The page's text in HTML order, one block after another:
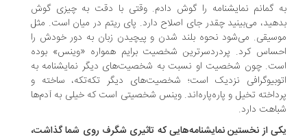
گمانم نمایشنامه را گوش دادم. وقتی با دقت به چیزی گوش
می‌بینید چقدر جای اصلاح دارد. پای ریتم در میان است. مثل
می‌شود نحوه بلند شدن و پیچیدن زبان به دور خودش را
کرد. پردردسرترین شخصیت برایم همواره «وینس» بوده
چون شخصیت او نسبت به شخصیت‌های دیگر نمایشنامه به
نزدیک است؛ شخصیت‌های دیگر تکه‌تکه، ساخته و
تخیل و پاره‌پاره‌اند. وینس شخصیتی است که خیلی به آدم‌ها
دارد.
از نخستین نمایشنامه‌هایی که تاثیری شگرف روی شما گذاشت،